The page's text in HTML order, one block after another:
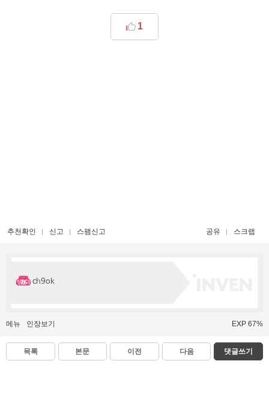
1
추천확인 신고 스팸신고 공유 스크랩
ch9ok
메뉴 인장보기 EXP 67%
목록 본문 이전 다음 댓글쓰기